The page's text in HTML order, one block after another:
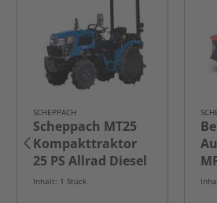
SCHEPPACH
Scheppach MT25
Kompakttraktor
25 PS Allrad Diesel
mit KAT 1
Inhalt: 1 Stück
in